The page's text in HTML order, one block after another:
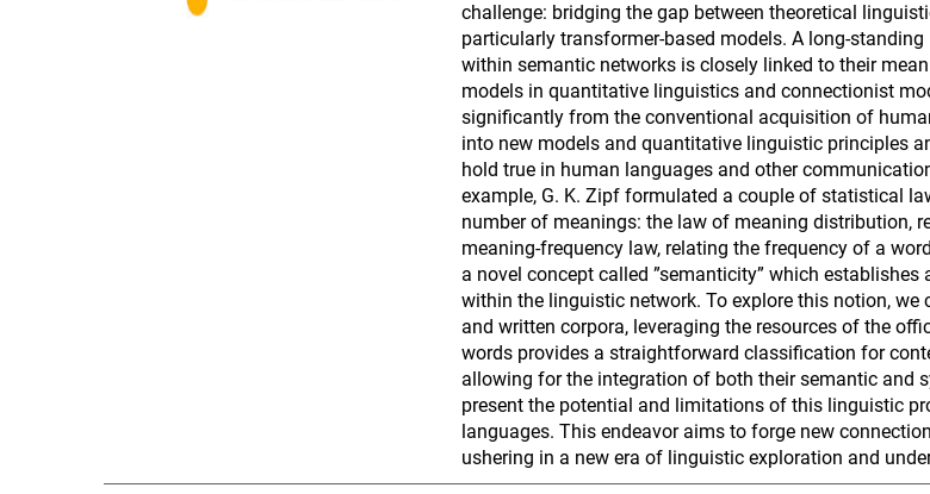
challenge: bridging the gap between theoretical
particularly transformer-based models. A long-
within semantic networks is closely linked to their
models in quantitative linguistics and connectionist
significantly from the conventional acquisition of
into new models and quantitative linguistic principles
hold true in human languages and other
example, G. K. Zipf formulated a couple of statistical
number of meanings: the law of meaning distribution,
meaning-frequency law, relating the frequency of a
a novel concept called ”semanticity” which
within the linguistic network. To explore this notion,
and written corpora, leveraging the resources of the
words provides a straightforward classification for
allowing for the integration of both their semantic and
present the potential and limitations of this linguistic
languages. This endeavor aims to forge new
ushering in a new era of linguistic exploration and